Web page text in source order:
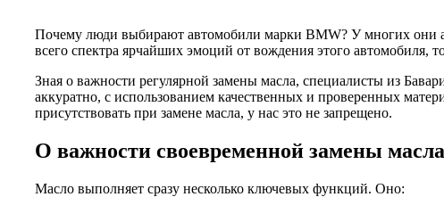
Почему люди выбирают автомобили марки BMW? У многих они
всего спектра ярчайших эмоций от вождения этого автомобиля,
Зная о важности регулярной замены масла, специалисты из
аккуратно, с использованием качественных и проверенных
присутствовать при замене масла, у нас это не запрещено.
О важности своевременной замены масла
Масло выполняет сразу несколько ключевых функций. Оно: